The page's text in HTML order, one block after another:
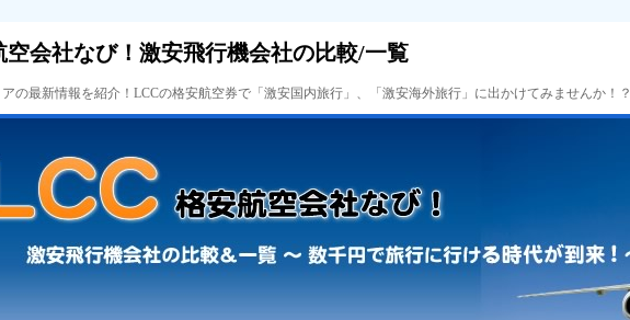
空会社なび！激安飛行機会社の比較/一覧
の最新情報を紹介！LCCの格安航空券で「激安国内旅行」、「激安海外旅行」に出かけてみませんか！？